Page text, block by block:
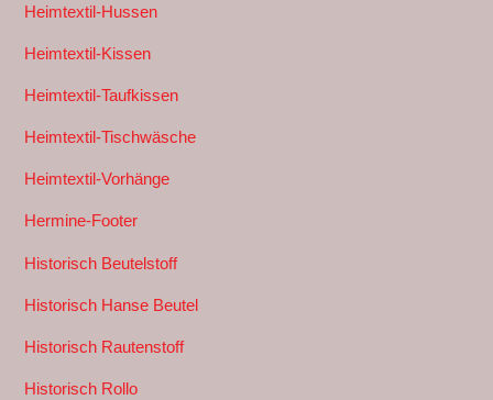
Heimtextil-Hussen
Heimtextil-Kissen
Heimtextil-Taufkissen
Heimtextil-Tischwäsche
Heimtextil-Vorhänge
Hermine-Footer
Historisch Beutelstoff
Historisch Hanse Beutel
Historisch Rautenstoff
Historisch Rollo